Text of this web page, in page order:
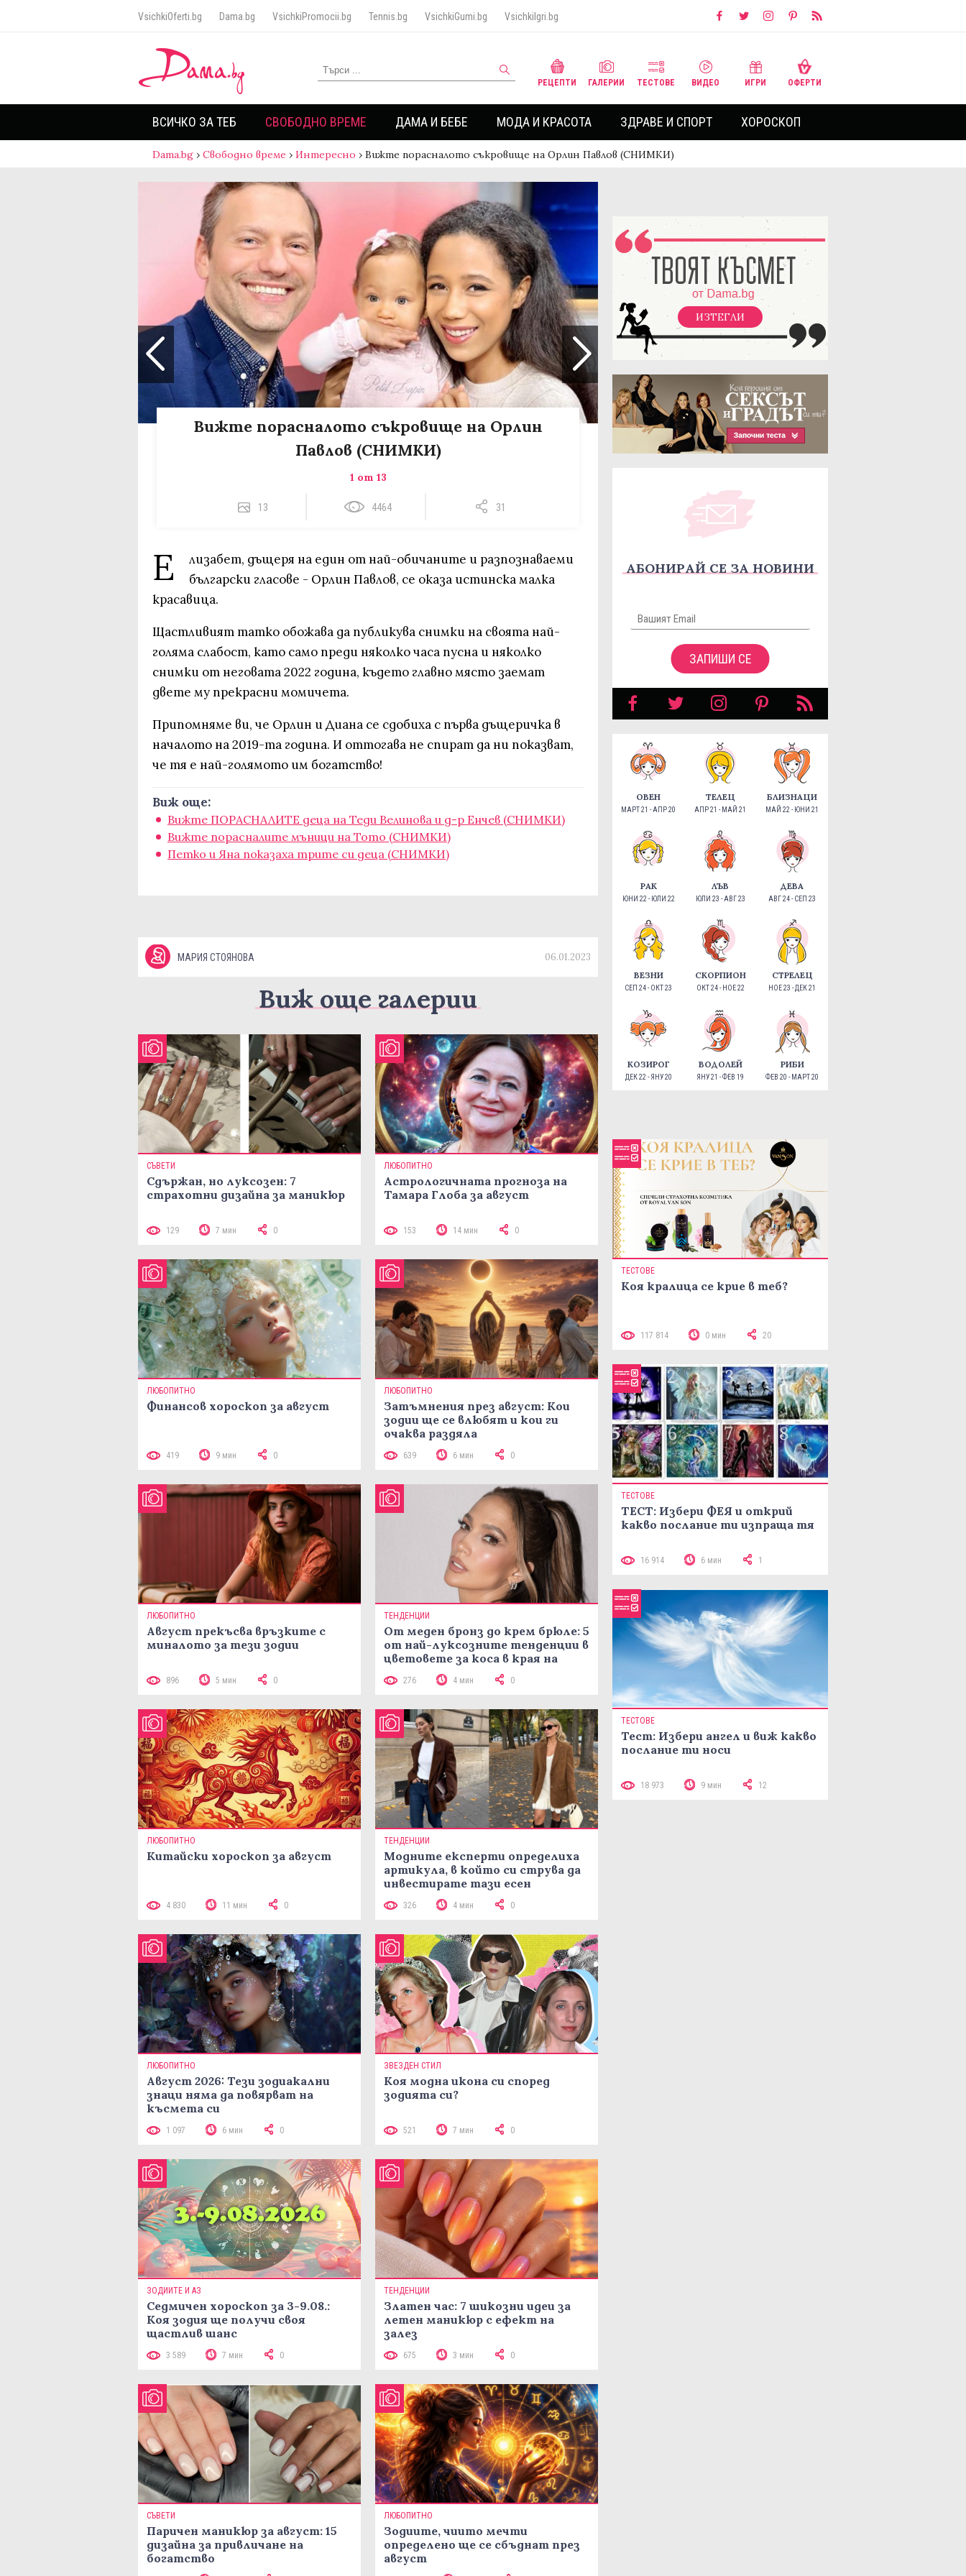
VsichkiOferti.bg Dama.bg VsichkiPromocii.bg Tennis.bg VsichkiGumi.bg VsichkiIgri.bg
РЕЦЕПТИ ГАЛЕРИИ ТЕСТОВЕ ВИДЕО ИГРИ ОФЕРТИ
ВСИЧКО ЗА ТЕБ СВОБОДНО ВРЕМЕ ДАМА И БЕБЕ МОДА И КРАСОТА ЗДРАВЕ И СПОРТ ХОРОСКОП
Dama.bg › Свободно време › Интересно › Вижте порасналото съкровище на Орлин Павлов (СНИМКИ)
Вижте порасналото съкровище на Орлин
Павлов (СНИМКИ)
1 от 13
13 4464 31
Е
лизабет, дъщеря на един от най-обичаните и разпознаваеми
български гласове - Орлин Павлов, се оказа истинска малка
красавица.
Щастливият татко обожава да публикува снимки на своята най-
голяма слабост, като само преди няколко часа пусна и няколко
снимки от неговата 2022 година, където главно място заемат
двете му прекрасни момичета.
Припомняме ви, че Орлин и Диана се сдобиха с първа дъщеричка в
началото на 2019-та година. И оттогава не спират да ни показват,
че тя е най-голямото им богатство!
Виж още:
Вижте ПОРАСНАЛИТЕ деца на Теди Велинова и д-р Енчев (СНИМКИ)
Вижте порасналите мъници на Тото (СНИМКИ)
Петко и Яна показаха трите си деца (СНИМКИ)
МАРИЯ СТОЯНОВА 06.01.2023
Виж още галерии
СЪВЕТИ
Сдържан, но луксозен: 7
страхотни дизайна за маникюр
129 7 мин 0
ЛЮБОПИТНО
Астрологичната прогноза на
Тамара Глоба за август
153 14 мин 0
ЛЮБОПИТНО
Финансов хороскоп за август
419 9 мин 0
ЛЮБОПИТНО
Затъмнения през август: Кои
зодии ще се влюбят и кои ги
очаква раздяла
639 6 мин 0
ЛЮБОПИТНО
Август прекъсва връзките с
миналото за тези зодии
896 5 мин 0
ТЕНДЕНЦИИ
От меден бронз до крем брюле: 5
от най-луксозните тенденции в
цветовете за коса в края на
276 4 мин 0
ЛЮБОПИТНО
Китайски хороскоп за август
4 830 11 мин 0
ТЕНДЕНЦИИ
Модните експерти определиха
артикула, в който си струва да
инвестирате тази есен
326 4 мин 0
ЛЮБОПИТНО
Август 2026: Тези зодиакални
знаци няма да повярват на
късмета си
1 097 6 мин 0
ЗВЕЗДЕН СТИЛ
Коя модна икона си според
зодията си?
521 7 мин 0
ЗОДИИТЕ И АЗ
Седмичен хороскоп за 3-9.08.:
Коя зодия ще получи своя
щастлив шанс
3 589 7 мин 0
ТЕНДЕНЦИИ
Златен час: 7 шикозни идеи за
летен маникюр с ефект на
залез
675 3 мин 0
СЪВЕТИ
Паричен маникюр за август: 15
дизайна за привличане на
богатство
ЛЮБОПИТНО
Зодиите, чиито мечти
определено ще се сбъднат през
август
ИЗТЕГЛИ
АБОНИРАЙ СЕ ЗА НОВИНИ
ЗАПИШИ СЕ
ОВЕН
МАРТ 21 - АПР 20
ТЕЛЕЦ
АПР 21 - МАЙ 21
БЛИЗНАЦИ
МАЙ 22 - ЮНИ 21
РАК
ЮНИ 22 - ЮЛИ 22
ЛЪВ
ЮЛИ 23 - АВГ 23
ДЕВА
АВГ 24 - СЕП 23
ВЕЗНИ
СЕП 24 - ОКТ 23
СКОРПИОН
ОКТ 24 - НОЕ 22
СТРЕЛЕЦ
НОЕ 23 - ДЕК 21
КОЗИРОГ
ДЕК 22 - ЯНУ 20
ВОДОЛЕЙ
ЯНУ 21 - ФЕВ 19
РИБИ
ФЕВ 20 - МАРТ 20
ТЕСТОВЕ
Коя кралица се крие в теб?
117 814 0 мин 20
ТЕСТОВЕ
ТЕСТ: Избери ФЕЯ и открий
какво послание ти изпраща тя
16 914 6 мин 1
ТЕСТОВЕ
Тест: Избери ангел и виж какво
послание ти носи
18 973 9 мин 12